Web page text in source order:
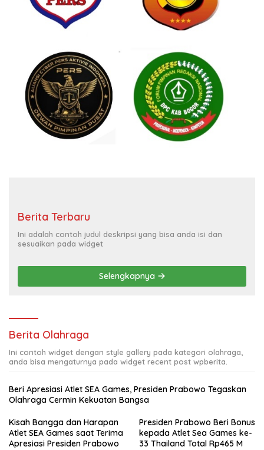
Berita Terbaru
Ini adalah contoh judul deskripsi yang bisa anda isi dan
sesuaikan pada widget
Selengkapnya
Berita Olahraga
Ini contoh widget dengan style gallery pada kategori olahraga,
anda bisa mengaturnya pada widget recent post wpberita.
Beri Apresiasi Atlet SEA Games, Presiden Prabowo Tegaskan
Olahraga Cermin Kekuatan Bangsa
Kisah Bangga dan Harapan
Atlet SEA Games saat Terima
Apresiasi Presiden Prabowo
Presiden Prabowo Beri Bonus
kepada Atlet Sea Games ke-
33 Thailand Total Rp465 M